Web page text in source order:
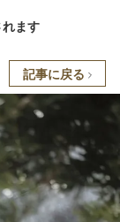
ます
記事に戻る